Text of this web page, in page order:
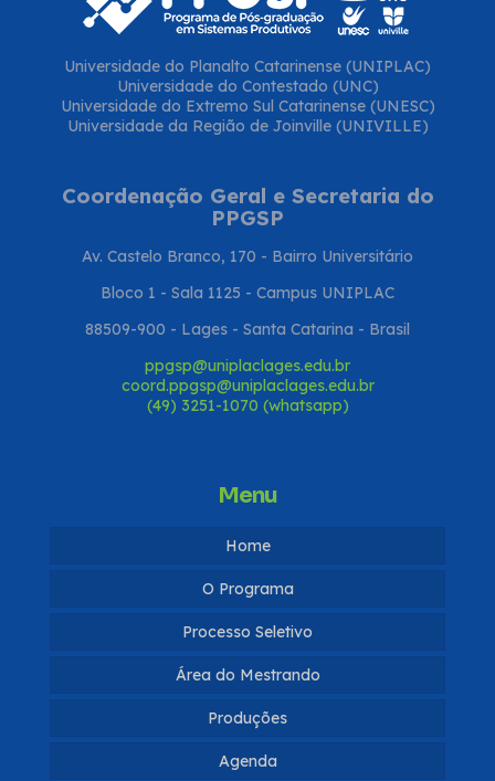
Universidade do Planalto Catarinense (UNIPLAC)
Universidade do Contestado (UNC)
Universidade do Extremo Sul Catarinense (UNESC)
Universidade da Região de Joinville (UNIVILLE)
Coordenação Geral e Secretaria do
PPGSP
Av. Castelo Branco, 170 - Bairro Universitário
Bloco 1 - Sala 1125 - Campus UNIPLAC
88509-900 - Lages - Santa Catarina - Brasil
ppgsp@uniplaclages.edu.br
coord.ppgsp@uniplaclages.edu.br
(49) 3251-1070 (whatsapp)
Menu
Home
O Programa
Coordenação
Coordenadores
Galeria
Disciplinas
Docentes
Discentes
Processo Seletivo
Fluxo Contínuo
Editais
Editais 2026
Área do Mestrando
Produções
Dissertações
Agenda